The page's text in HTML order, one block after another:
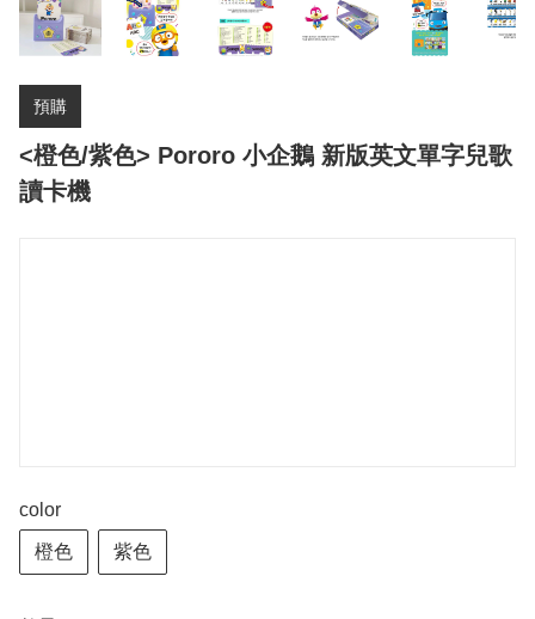
預購
<橙色/紫色> Pororo 小企鵝 新版英文單字兒歌
讀卡機
color
橙色 紫色